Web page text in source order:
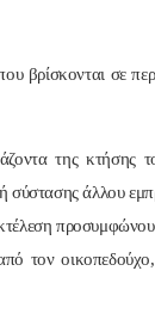
βρίσκονται σε
της κτήσης
σύστασης άλλου
τον